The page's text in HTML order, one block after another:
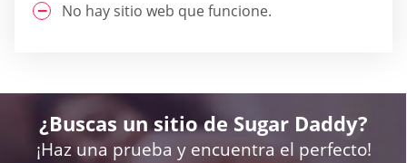
No hay sitio web que funcione.
¿Buscas un sitio de Sugar Daddy?
¡Haz una prueba y encuentra el perfecto!